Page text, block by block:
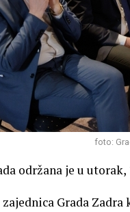
foto:
održana je u
Grada